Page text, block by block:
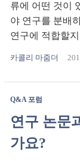
류에 어떤 것이
야 연구를 분배
연구에 적합할
카콜리 마줌더
Q&A 포럼
연구 논문
가요?